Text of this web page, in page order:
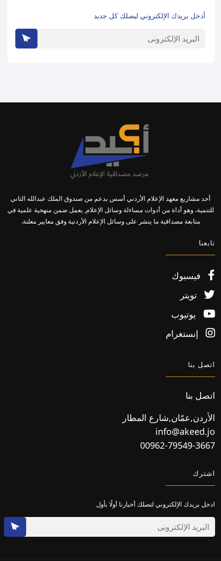
أدخل بريدك الإلكتروني ليصلك كل جديد
أحد مشاريع معهد الإعلام الأردني أسس بدعم من صندوق الملك عبدالله الثاني
للتنمية، وهو أداة من أدوات مساءلة وسائل الإعلام, يعمل ضمن منهجية علمية في
متابعة مصداقية ما ينشر على وسائل الإعلام الأردنية وفق معايير معلنة.
تابعنا
فيسبوك
تويتر
يوتيوب
إنستغرام
اتصل بنا
اتصل بنا
الأردن,عمّان,شارع المطار
info@akeed.jo
00962-79549-3667
اشترك
ادخل بريدك الإلكتروني لتصلك أخبارنا أولًا بأول